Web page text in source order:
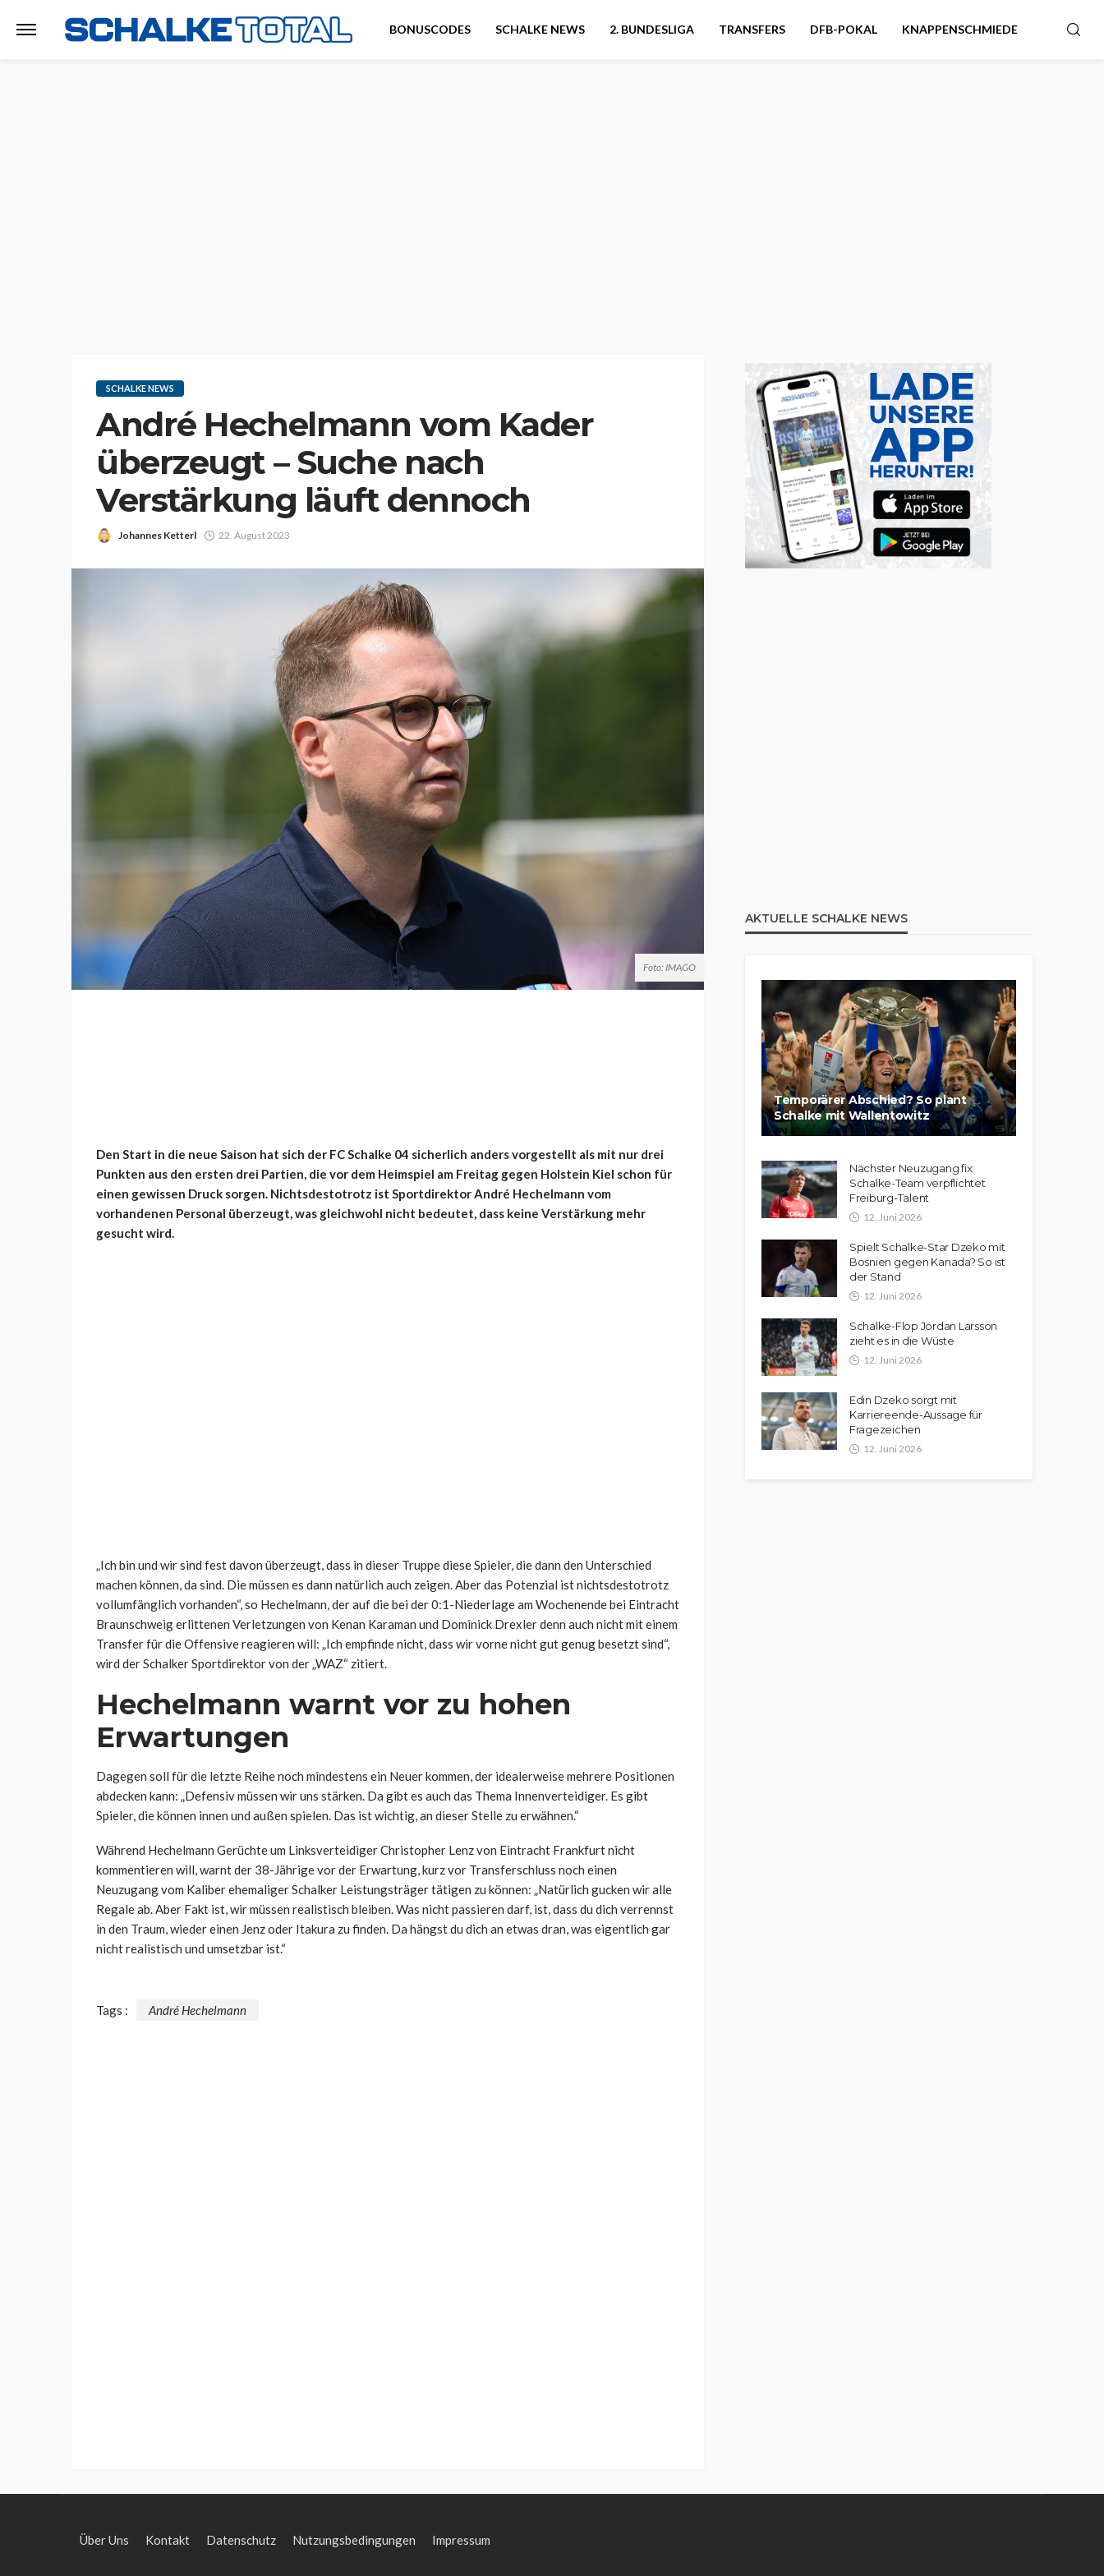
BONUSCODES SCHALKE NEWS 2. BUNDESLIGA TRANSFERS DFB-POKAL KNAPPENSCHMIEDE
SCHALKE NEWS
André Hechelmann vom Kader
überzeugt – Suche nach
Verstärkung läuft dennoch
Johannes Ketterl 22. August 2023
Foto: IMAGO
Den Start in die neue Saison hat sich der FC Schalke 04 sicherlich anders vorgestellt als mit nur drei
Punkten aus den ersten drei Partien, die vor dem Heimspiel am Freitag gegen Holstein Kiel schon für
einen gewissen Druck sorgen. Nichtsdestotrotz ist SportdirektorAndré Hechelmann vom
vorhandenen Personal überzeugt, was gleichwohl nicht bedeutet, dass keine Verstärkung mehr
gesucht wird.
„Ich bin und wir sind fest davon überzeugt, dass in dieser Truppe diese Spieler, die dann den Unterschied
machen können, da sind. Die müssen es dann natürlich auch zeigen. Aber das Potenzial ist nichtsdestotrotz
vollumfänglich vorhanden“, so Hechelmann, der auf die bei der 0:1-Niederlage am Wochenende bei Eintracht
Braunschweig erlittenen Verletzungen von Kenan Karaman und Dominick Drexler denn auch nicht mit einem
Transfer für die Offensive reagieren will: „Ich empfinde nicht, dass wir vorne nicht gut genug besetzt sind“,
wird der Schalker Sportdirektor von der „WAZ“ zitiert.
Hechelmann warnt vor zu hohen
Erwartungen
Dagegen soll für die letzte Reihe noch mindestens ein Neuer kommen, der idealerweise mehrere Positionen
abdecken kann: „Defensiv müssen wir uns stärken. Da gibt es auch das Thema Innenverteidiger. Es gibt
Spieler, die können innen und außen spielen. Das ist wichtig, an dieser Stelle zu erwähnen.“
Während Hechelmann Gerüchte um Linksverteidiger Christopher Lenz von Eintracht Frankfurt nicht
kommentieren will, warnt der 38-Jährige vor der Erwartung, kurz vor Transferschluss noch einen
Neuzugang vom Kaliber ehemaliger Schalker Leistungsträger tätigen zu können: „Natürlich gucken wir alle
Regale ab. Aber Fakt ist, wir müssen realistisch bleiben. Was nicht passieren darf, ist, dass du dich verrennst
in den Traum, wieder einen Jenz oder Itakura zu finden. Da hängst du dich an etwas dran, was eigentlich gar
nicht realistisch und umsetzbar ist.“
Tags : André Hechelmann
AKTUELLE SCHALKE NEWS
Temporärer Abschied? So plant
Schalke mit Wallentowitz
Nächster Neuzugang fix:
Schalke-Team verpflichtet
Freiburg-Talent
12. Juni 2026
Spielt Schalke-Star Dzeko mit
Bosnien gegen Kanada? So ist
der Stand
12. Juni 2026
Schalke-Flop Jordan Larsson
zieht es in die Wüste
12. Juni 2026
Edin Dzeko sorgt mit
Karriereende-Aussage für
Fragezeichen
12. Juni 2026
Über Uns Kontakt Datenschutz Nutzungsbedingungen Impressum